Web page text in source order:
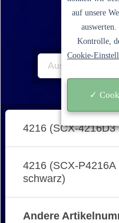
4216 (SCX-4216D3
4216 (SCX-P4216A
schwarz)
Andere
auf unsere
Kontrolle,
Cookie-
✓